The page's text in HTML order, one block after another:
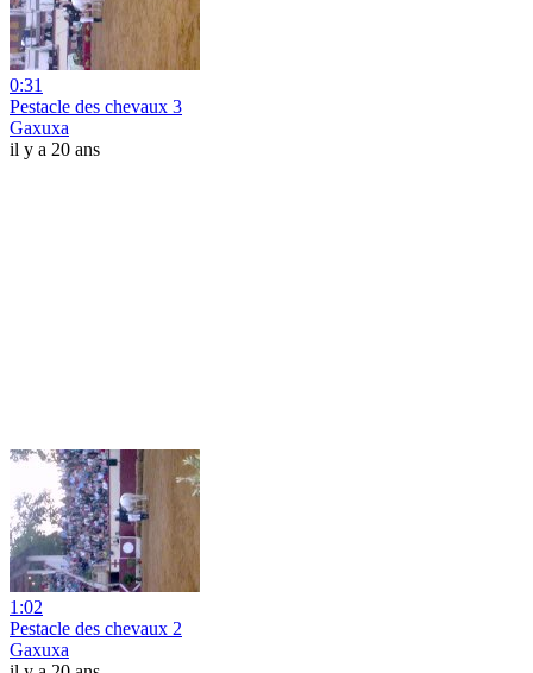
0:31
Pestacle des chevaux 3
Gaxuxa
il y a 20 ans
1:02
Pestacle des chevaux 2
Gaxuxa